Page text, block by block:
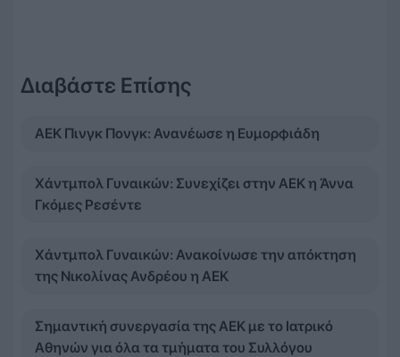
Διαβάστε Επίσης
ΑΕΚ Πινγκ Πονγκ: Ανανέωσε η Ευμορφιάδη
Χάντμπολ Γυναικών: Συνεχίζει στην ΑΕΚ η Άννα
Γκόμες Ρεσέντε
Χάντμπολ Γυναικών: Ανακοίνωσε την απόκτηση
της Νικολίνας Ανδρέου η ΑΕΚ
Σημαντική συνεργασία της ΑΕΚ με το Ιατρικό
Αθηνών για όλα τα τμήματα του Συλλόγου